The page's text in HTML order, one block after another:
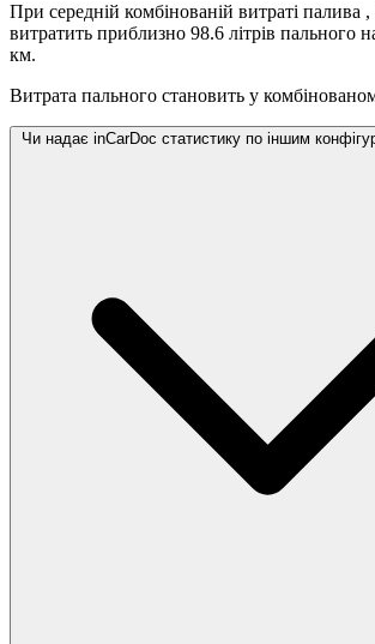
При середній комбінованій витраті палива ,
витратить приблизно 98.6 літрів пального
км.
Витрата пального становить у
Чи надає inCarDoc статистику по іншим